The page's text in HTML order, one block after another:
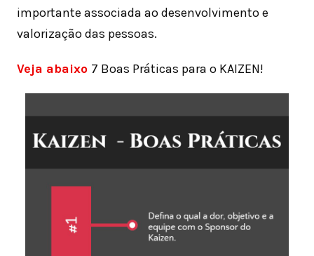
importante associada ao desenvolvimento e
valorização das pessoas.
Veja abaixo 7 Boas Práticas para o KAIZEN!